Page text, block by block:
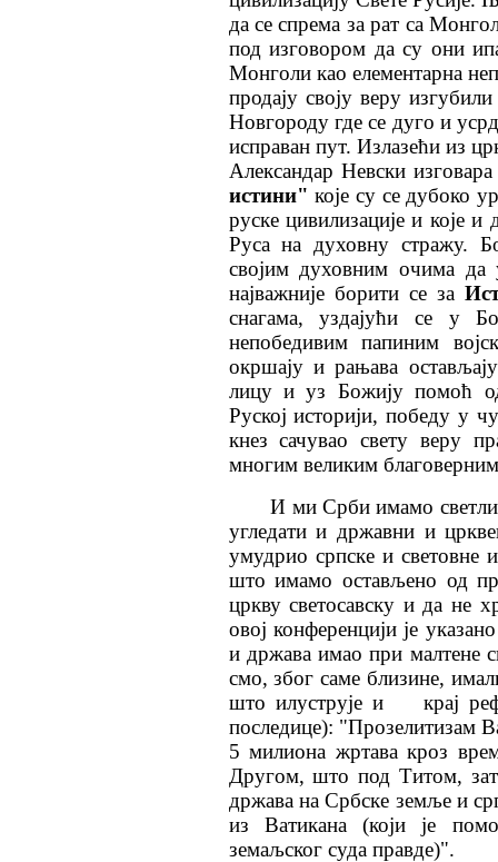
да се спрема за рат са
под изговором да су они
Монголи као елементарна
продају своју веру
Новгороду где се дуго и
исправан пут. Излазећи из
Александар Невски
истини" које су се дубоко
руске цивилизације и које
Руса на духовну стражу.
својим духовним очима да
најважније борити се за
снагама, уздајући се у
непобедивим папиним
окршају и рањава
лицу и уз Божију помоћ
Руској историји, победу у
кнез сачувао свету веру
многим великим
И ми Срби имамо
угледати и државни и
умудрио српске и световне
што имамо остављено од
цркву светосавску и да не
овој конференцији је
и држава имао при малтене
смо, због саме близине,
што илуструје и
крај
последице): "Прозелитизам
5 милиона жртава кроз
Другом, што под Титом,
држава на Србске земље и
из Ватикана (који је
земаљског суда правде)".